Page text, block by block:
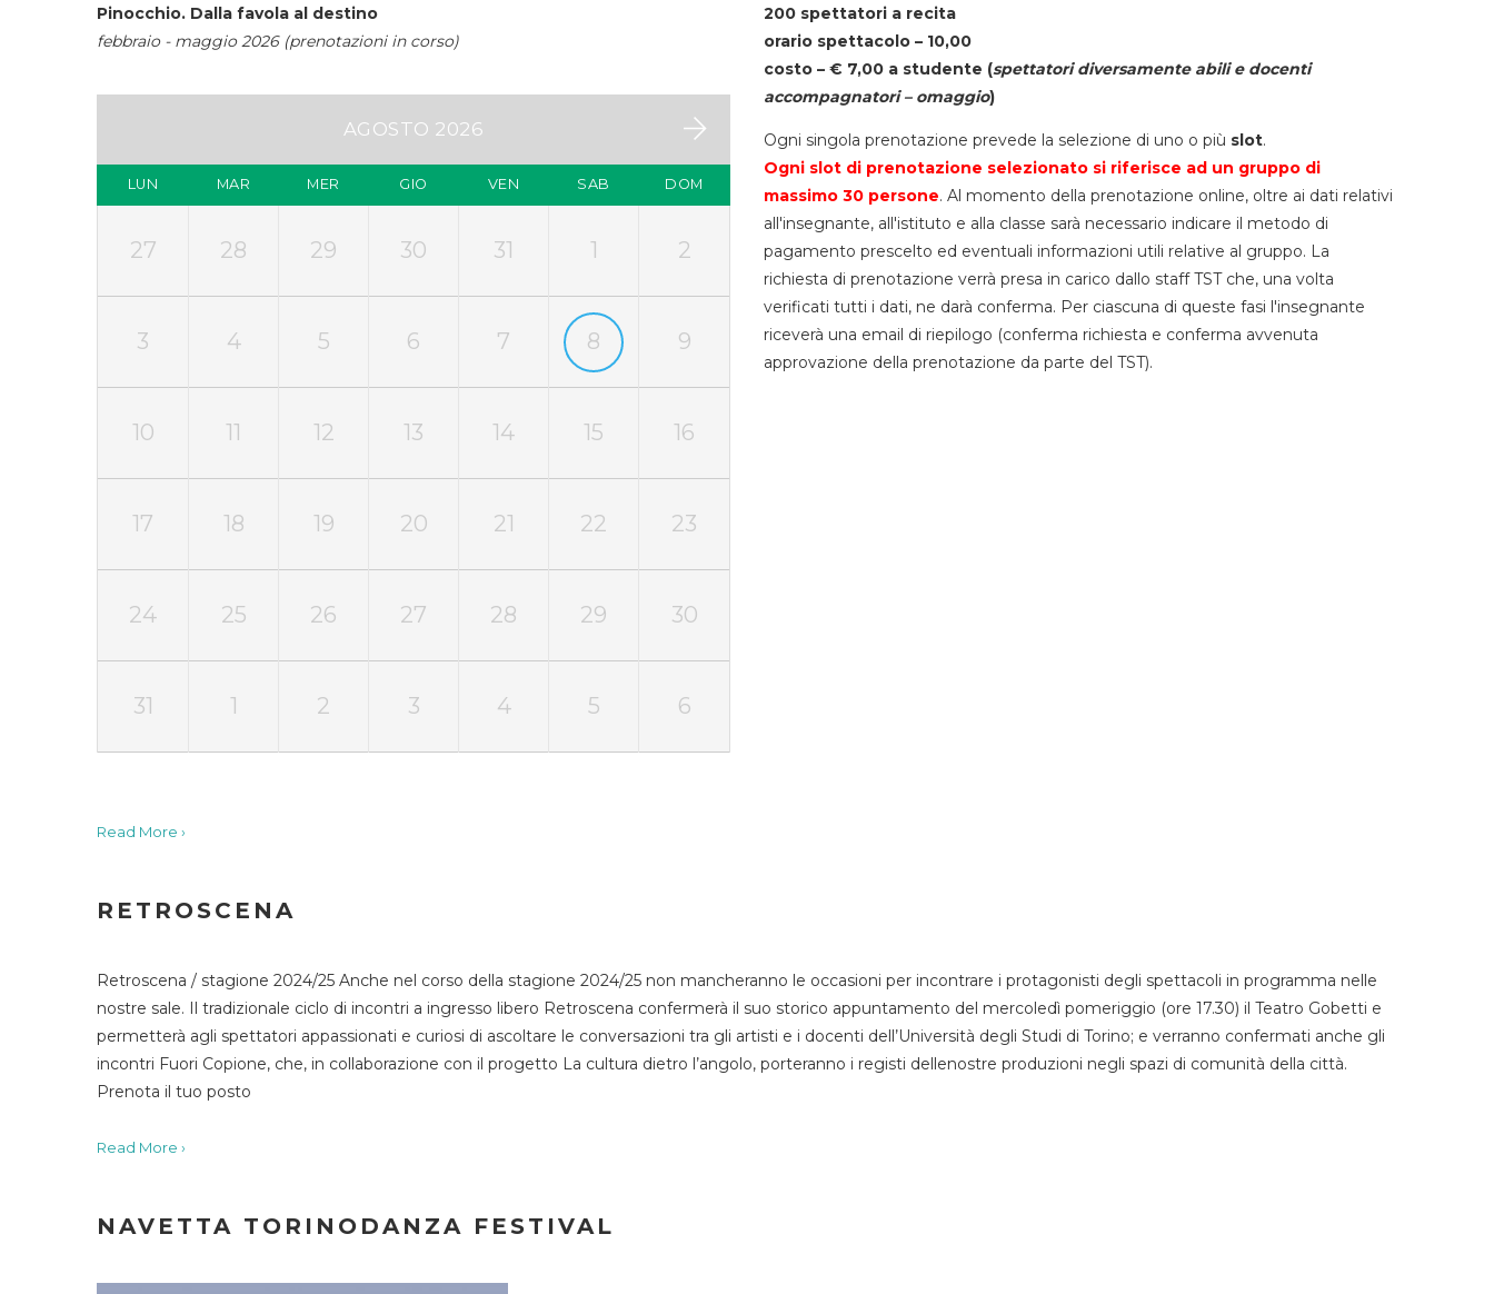
Pinocchio. Dalla favola al destino
febbraio - maggio 2026 (prenotazioni in corso)
AGOSTO 2026
LUN MAR MER GIO VEN SAB DOM
27 28 29 30 31 1 2
3 4 5 6 7 8 9
10 11 12 13 14 15 16
17 18 19 20 21 22 23
24 25 26 27 28 29 30
31 1 2 3 4 5 6
200 spettatori a recita
orario spettacolo – 10,00
costo – € 7,00 a studente (spettatori diversamente abili e docenti
accompagnatori – omaggio)
Ogni singola prenotazione prevede la selezione di uno o più slot.
Ogni slot di prenotazione selezionato si riferisce ad un gruppo di
massimo 30 persone. Al momento della prenotazione online, oltre ai dati relativi
all'insegnante, all'istituto e alla classe sarà necessario indicare il metodo di
pagamento prescelto ed eventuali informazioni utili relative al gruppo. La
richiesta di prenotazione verrà presa in carico dallo staff TST che, una volta
verificati tutti i dati, ne darà conferma. Per ciascuna di queste fasi l'insegnante
riceverà una email di riepilogo (conferma richiesta e conferma avvenuta
approvazione della prenotazione da parte del TST).
Read More ›
RETROSCENA
Retroscena / stagione 2024/25 Anche nel corso della stagione 2024/25 non mancheranno le occasioni per incontrare i protagonisti degli spettacoli in programma nelle
nostre sale. Il tradizionale ciclo di incontri a ingresso libero Retroscena confermerà il suo storico appuntamento del mercoledì pomeriggio (ore 17.30) il Teatro Gobetti e
permetterà agli spettatori appassionati e curiosi di ascoltare le conversazioni tra gli artisti e i docenti dell’Università degli Studi di Torino; e verranno confermati anche gli
incontri Fuori Copione, che, in collaborazione con il progetto La cultura dietro l’angolo, porteranno i registi dellenostre produzioni negli spazi di comunità della città.
Prenota il tuo posto
Read More ›
NAVETTA TORINODANZA FESTIVAL